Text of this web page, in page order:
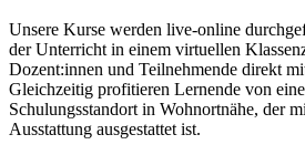
Unsere Kurse werden live-online
der Unterricht in einem virtuellen
Dozent:innen und Teilnehmende direkt
Gleichzeitig profitieren Lernende von
Schulungsstandort in Wohnortnähe, der
Ausstattung ausgestattet ist.